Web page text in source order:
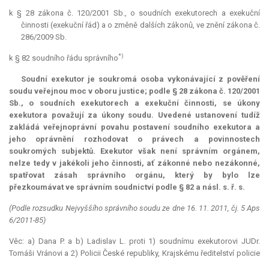
k § 28 zákona č. 120/2001 Sb., o soudních exekutorech a exekuční
činnosti (exekuční řád) a o změně dalších zákonů, ve znění zákona č.
286/2009 Sb.
k § 82 soudního řádu správního*)
Soudní exekutor je soukromá osoba vykonávající z pověření
soudu veřejnou moc v oboru justice; podle § 28 zákona č. 120/2001
Sb., o soudních exekutorech a exekuční činnosti, se úkony
exekutora považují za úkony soudu. Uvedené ustanovení tudíž
zakládá veřejnoprávní povahu postavení soudního exekutora a
jeho oprávnění rozhodovat o právech a povinnostech
soukromých subjektů. Exekutor však není správním orgánem,
nelze tedy v jakékoli jeho činnosti, ať zákonné nebo nezákonné,
spatřovat zásah správního orgánu, který by bylo lze
přezkoumávat ve správním soudnictví podle § 82 a násl. s. ř. s.
(Podle rozsudku Nejvyššího správního soudu ze dne 16. 11. 2011, čj. 5 Aps
6/2011-85)
Věc: a) Dana P. a b) Ladislav L. proti 1) soudnímu exekutorovi JUDr.
Tomáši Vránovi a 2) Policii České republiky, Krajskému ředitelství policie